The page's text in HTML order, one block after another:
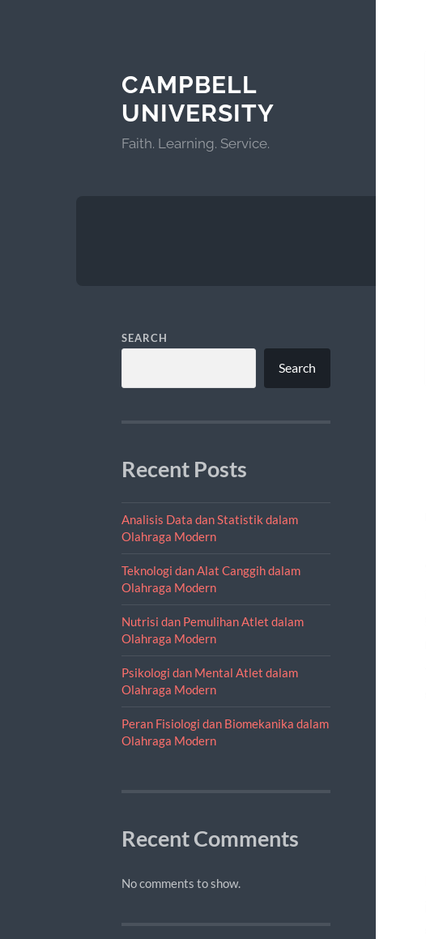
CAMPBELL
UNIVERSITY
Faith. Learning. Service.
SEARCH
Search
Recent Posts
Analisis Data dan Statistik dalam
Olahraga Modern
Teknologi dan Alat Canggih dalam
Olahraga Modern
Nutrisi dan Pemulihan Atlet dalam
Olahraga Modern
Psikologi dan Mental Atlet dalam
Olahraga Modern
Peran Fisiologi dan Biomekanika dalam
Olahraga Modern
Recent Comments
No comments to show.